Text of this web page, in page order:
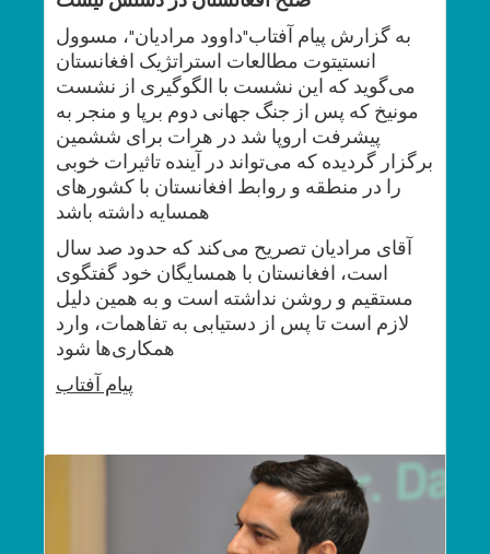
به گزارش پیام آفتاب"داوود مرادیان"، مسوول
انستیتوت مطالعات استراتژیک افغانستان
می‌گوید که این نشست با الگوگیری از نشست
مونیخ که پس از جنگ جهانی دوم برپا و منجر به
پیشرفت اروپا شد در هرات برای ششمین
برگزار گردیده که می‌تواند در آینده تاثیرات خوبی
را در منطقه و روابط افغانستان با کشورهای
همسایه داشته باشد
آقای مرادیان تصریح می‌کند که حدود صد سال
است، افغانستان با همسایگان خود گفتگوی
مستقیم و روشن نداشته است و به همین دلیل
لازم است تا پس از دستیابی به تفاهمات، وارد
همکاری‌ها شود
پیام آفتاب